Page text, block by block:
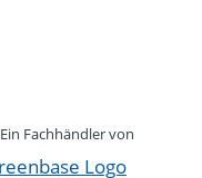
Ein Fachhändler von